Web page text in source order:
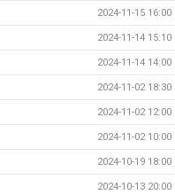
2024-11-15 16:00
2024-11-14 15:10
2024-11-14 14:00
2024-11-02 18:30
2024-11-02 12:00
2024-11-02 10:00
2024-10-19 18:00
2024-10-13 20:00